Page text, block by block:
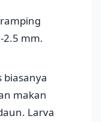
2.5 mm.
biasanya
makan
Larva